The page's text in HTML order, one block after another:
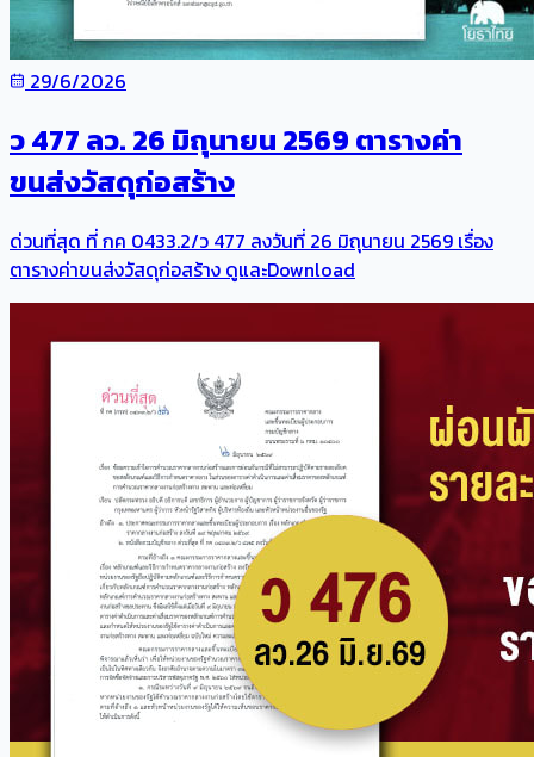
29/6/2026
ว 477 ลว. 26 มิถุนายน 2569 ตารางค่า
ขนส่งวัสดุก่อสร้าง
ด่วนที่สุด ที่ กค 0433.2/ว 477 ลงวันที่ 26 มิถุนายน 2569 เรื่อง
ตารางค่าขนส่งวัสดุก่อสร้าง ดูและDownload